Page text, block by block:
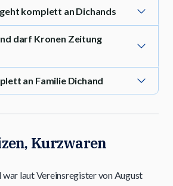
komplett an Dichands
darf Kronen Zeitung
an Familie Dichand
Kurzwaren
laut Vereinsregister von August